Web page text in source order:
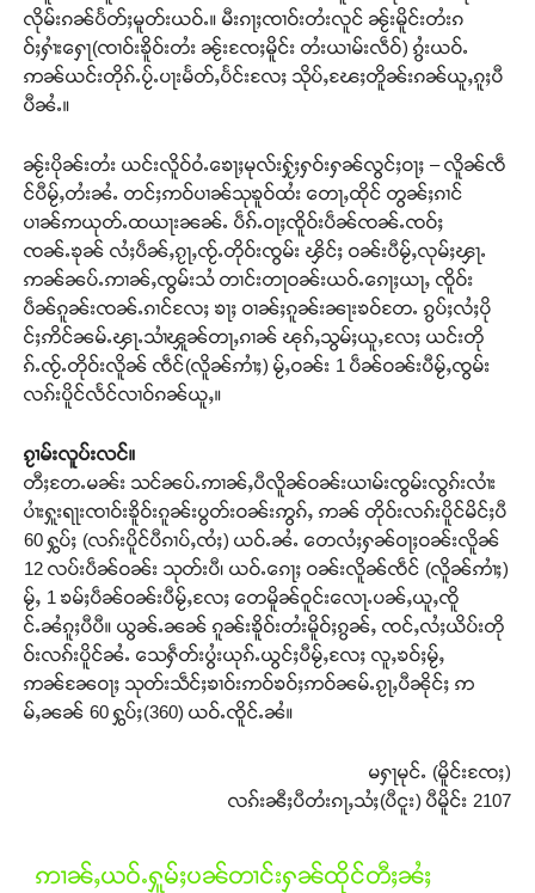
Support SHAN
တႃႇႁႂ်ႈသဵင်ၵၢင်ၸႂ်ၵူၼ်းမိူင်း ၵူႈတီႈၵူႈလႅၼ်ပေႃးတေၸွ
တ်ႇ တူဝ်ႈလုမ်ႈၾႃႉၼၼ်ႉ ၶဝ်ႈႁူမ်ႈၵမ်ႉထႅမ် ၸုမ်းၶၢ
ဝ်ႇၽူႈတွႆႇႁွၵ်ႈ လႆႈယူႇၶႃႈဢေႃႈ။
လိုမ်းၵၼ်ပႅတ်ႈမူတ်းယဝ်ႉ။ မီးၵႃႈၸၢဝ်းတႆးလူင် ၼႂ်းမိူင်းတႆးၵ
ဝ်ႈႁၢႆးႁေႃ(ၸၢဝ်းၶိူဝ်းတႆး ၼႂ်းၸႄႈမိူင်း တႆးယၢမ်းလဵဝ်) ၵွႆးယဝ်ႉ
ဢၼ်ယင်းတိုၵ်ႉပႂ်ႉပႃးမႅတ်ႇပႅင်းလႄႈ သိုပ်ႇၽႄႈတိူၼ်းၵၼ်ယူႇၵူႈပီ
ပီၼႆႉ။
ၼႂ်းပိုၼ်းတႆး ယင်းလိူဝ်ဝႆႉၶေႃႈမုလ်းႁႂ်ႈႁဝ်းႁၼ်လွင်ႈဝႃႈ – လိူၼ်ၸဵ
င်ပီမႂ်ႇတႆးၼႆႉ တင်ႈဢဝ်ပၢၼ်သုၶူဝ်ထႆး တေႃႇထိုင် တွၼ်ႈၵၢင်
ပၢၼ်ဢယုတ်ႉထယႃးၼၼ်ႉ ပဵၵ်ႉဝႃႈၸိူဝ်းပဵၼ်ၸၼ်ႉၸဝ်ႈ
ၸၼ်ႉၶုၼ် လႆႈပဵၼ်ႇၵႂႃႇၸႂ်ႉတိုဝ်းၸွမ်း ၾိင်ႈ ဝၼ်းပီမႂ်ႇလုမ်ႈၾႃႉ
ဢၼ်ၼပ်ႉဢၢၼ်ႇၸွမ်းသႆ တၢင်းတႃဝၼ်းယဝ်ႉၵေႃႈယႃႇ ၸိူဝ်း
ပဵၼ်ၵူၼ်းၸၼ်ႉၵၢင်လႄႈ ၶႃႈ ဝၢၼ်ႈၵူၼ်းၼႃးၶဝ်တႄႉ ၵွပ်ႈလႆႈပို
င်ႈဢိင်ၼမ်ႉၾႃႉသၢႆၾူၼ်တႃႇၵၢၼ် ၽုၵ်ႇသွမ်ႈယူႇလႄႈ ယင်းတို
ၵ်ႉၸႂ်ႉတိုဝ်းလိူၼ် ၸဵင်(လိူၼ်ဢၢႆႈ) မႂ်ႇဝၼ်း 1 ပဵၼ်ဝၼ်းပီမႂ်ႇၸွမ်း
လၵ်းပိူင်လႅင်လၢဝ်ၵၼ်ယူႇ။
ၵႂၢမ်းလူပ်းလင်။
တီႈတႄႉမၼ်း သင်ၼပ်ႉဢၢၼ်ႇပီလိူၼ်ဝၼ်းယၢမ်းၸွမ်းလွၵ်းလၢႆး
ပၢႆးႁူးရႃးၸၢဝ်းၶိူဝ်းၵူၼ်းပွတ်းဝၼ်းဢွၵ်ႇ ဢၼ် တိုဝ်းလၵ်းပိူင်မိင်ႈပီ
60 ႁွပ်ႈ (လၵ်းပိူင်ပီၵၢပ်ႇၸႆႈ) ယဝ်ႉၼႆႉ တေလႆႈႁၼ်ဝႃႈဝၼ်းလိူၼ်
12 လပ်းပဵၼ်ဝၼ်း သုတ်းပီ၊ ယဝ်ႉၵေႃႈ ဝၼ်းလိူၼ်ၸဵင် (လိူၼ်ဢၢႆႈ)
မႂ်ႇ 1 ၶမ်ႈပဵၼ်ဝၼ်းပီမႂ်ႇလႄႈ တေမိူၼ်ဝူင်းလေႃႉပၼ်ႇယူႇၸိူ
င်ႉၼႆၵူႈပီပီ။ ယွၼ်ႉၼၼ် ၵူၼ်းၶိူဝ်းတႆးမိူဝ်ႈၵွၼ်ႇ ၸင်ႇလႆႈယိပ်းတို
ဝ်းလၵ်းပိူင်ၼႆႉ သေႁဵတ်းပွႆးယုၵ်ႉယွင်ႈပီမႂ်ႇလႄႈ လူႇၶဝ်ႈမႂ်ႇ
ဢၼ်ၼႄဝႃႈ သုတ်းသဵင်ႈၶၢဝ်းဢဝ်ၶဝ်ႈဢဝ်ၼမ်ႉၵႂႃႇပီၼိုင်ႈ ဢ
မ်ႇၼၼ် 60 ႁွပ်ႈ(360) ယဝ်ႉၸိူင်ႉၼႆ။
မႁႃမုင်ႉ (မိူင်းၸႄႈ)
လၵ်းၼီႈပီတႆးၵႃႇသႆႈ(ပီငူး) ပီမိူင်း 2107
ဢၢၼ်ႇယဝ်ႉႁူမ်ႈပၼ်တၢင်းႁၼ်ထိုင်တီႈၼႆႈ